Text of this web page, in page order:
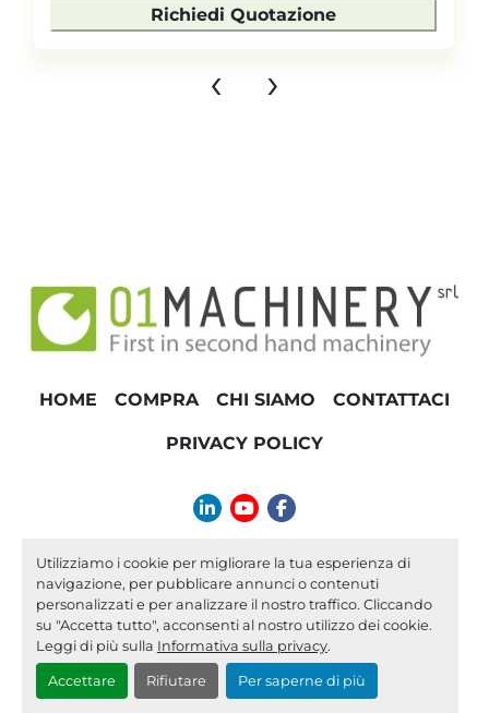
Utilizziamo i cookie per migliorare la tua esperienza di
navigazione, per pubblicare annunci o contenuti
personalizzati e per analizzare il nostro traffico. Cliccando
su "Accetta tutto", acconsenti al nostro utilizzo dei cookie.
Leggi di più sulla Informativa sulla privacy.
Accettare Rifiutare Per saperne di più
Richiedi Quotazione
‹ ›
HOME COMPRA CHI SIAMO CONTATTACI
PRIVACY POLICY
linkedinyoutubefacebook
info@01machinery.com
Machinio Systemsito web diMachinio
Personalizza le preferenze sui Cookies